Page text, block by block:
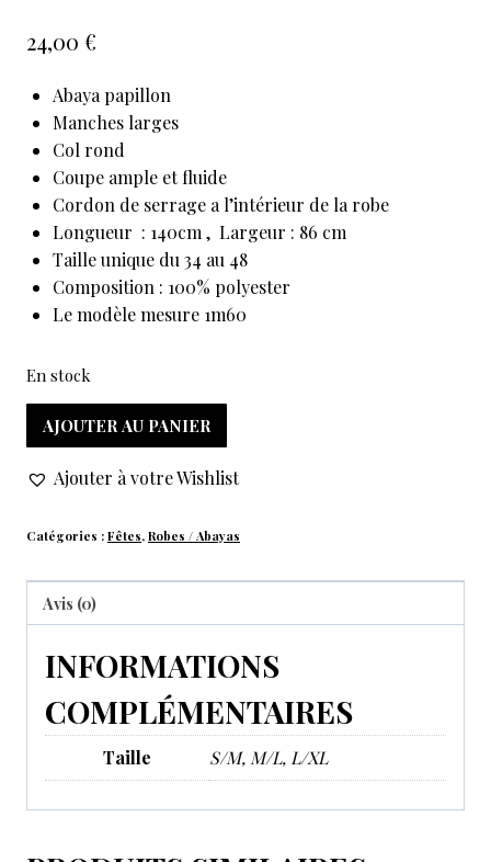
24,00 €
Abaya papillon
Manches larges
Col rond
Coupe ample et fluide
Cordon de serrage a l’intérieur de la robe
Longueur : 140cm , Largeur : 86 cm
Taille unique du 34 au 48
Composition : 100% polyester
Le modèle mesure 1m60
En stock
AJOUTER AU PANIER
Ajouter à votre Wishlist
Catégories : Fêtes, Robes / Abayas
Avis (0)
INFORMATIONS
COMPLÉMENTAIRES
Taille S/M, M/L, L/XL